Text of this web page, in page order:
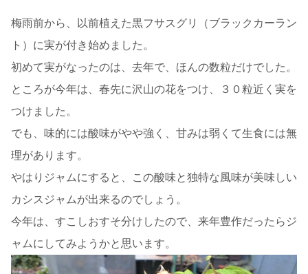
梅雨前から、以前植えた黒フサスグリ（ブラックカーラン
ト）に実が付き始めました。
初めて実がなったのは、去年で、ほんの数粒だけでした。
ところが今年は、春先に沢山の花をつけ、３０粒近く実を
つけました。
でも、味的には酸味がやや強く、甘みは弱くて生食には無
理があります。
やはりジャムにすると、この酸味と独特な風味が美味しい
カシスジャムが出来るのでしょう。
今年は、すこしおすそ分けしたので、来年豊作だったらジ
ャムにしてみようかと思います。